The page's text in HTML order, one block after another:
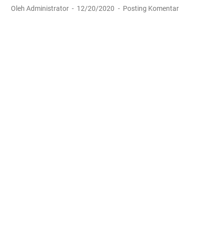
Oleh Administrator 12/20/2020 Posting Komentar